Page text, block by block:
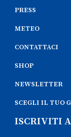
PRESS
METEO
CONTATTACI
SHOP
NEWSLETTER
SCEGLI IL TUO
ISCRIVITI